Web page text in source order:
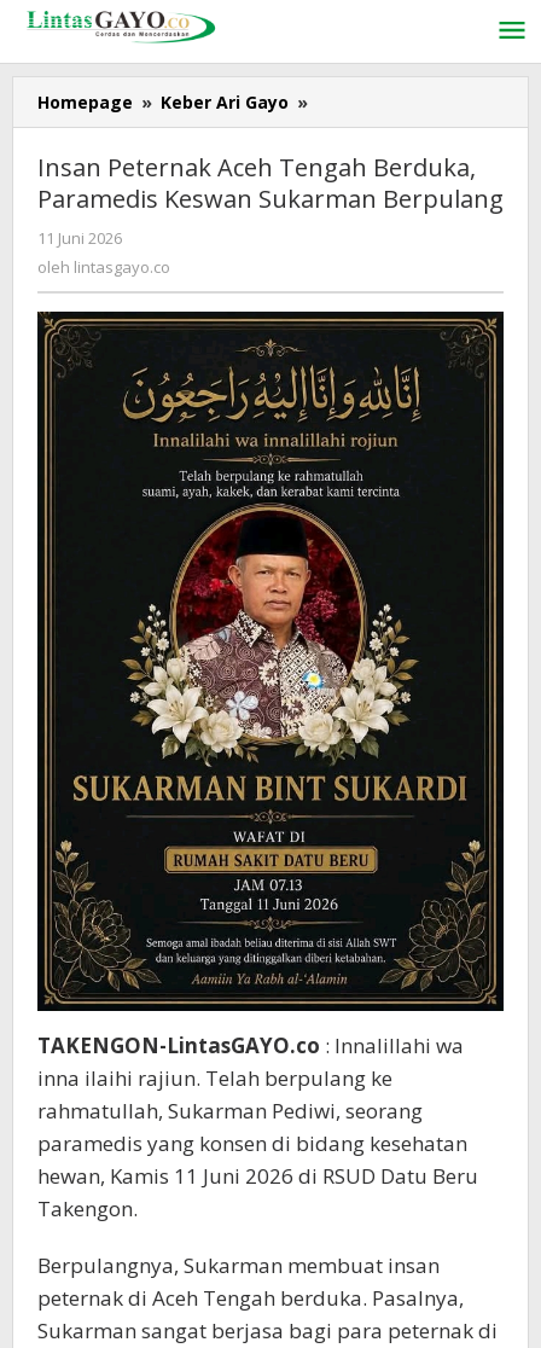
Lewati
konten
Homepage » Keber Ari Gayo »
Peternak
Aceh
Tengah
Berduka,
Insan Peternak Aceh Tengah Berduka,
Paramedis Keswan Sukarman Berpulang
11 Juni 2026
lintasgayo.co
oleh lintasgayo.co
TAKENGON-LintasGAYO.co : Innalillahi wa
inna ilaihi rajiun. Telah berpulang ke
rahmatullah, Sukarman Pediwi, seorang
paramedis yang konsen di bidang kesehatan
hewan, Kamis 11 Juni 2026 di RSUD Datu Beru
Takengon.
Berpulangnya, Sukarman membuat insan
peternak di Aceh Tengah berduka. Pasalnya,
Sukarman sangat berjasa bagi para peternak di